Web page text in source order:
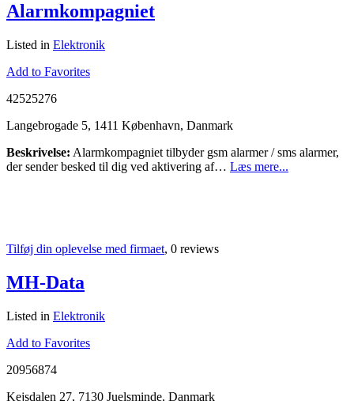
Alarmkompagniet
Listed in Elektronik
Add to Favorites
42525276
Langebrogade 5, 1411 København, Danmark
Beskrivelse: Alarmkompagniet tilbyder gsm alarmer / sms alarmer,
der sender besked til dig ved aktivering af… Læs mere...
Tilføj din oplevelse med firmaet, 0 reviews
MH-Data
Listed in Elektronik
Add to Favorites
20956874
Kejsdalen 27, 7130 Juelsminde, Danmark